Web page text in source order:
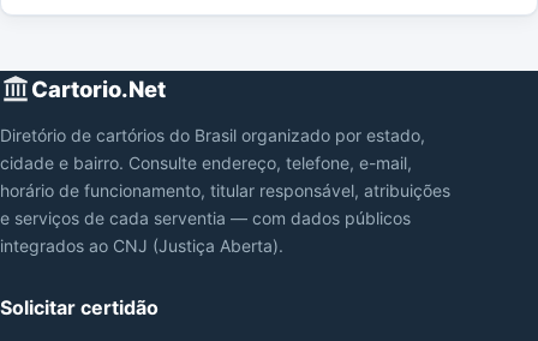
Cartorio.Net
Diretório de cartórios do Brasil organizado por estado,
cidade e bairro. Consulte endereço, telefone, e-mail,
horário de funcionamento, titular responsável, atribuições
e serviços de cada serventia — com dados públicos
integrados ao CNJ (Justiça Aberta).
Solicitar certidão